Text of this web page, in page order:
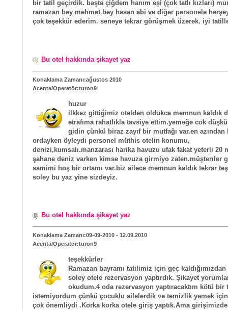
bir tatil geçirdik. başta çiğdem hanım eşi (çok tatlı kızları)
ramazan bey mehmet bey hasan abi ve diğer personele
çok teşekkür ederim. seneye tekrar görüşmek üzerek. iyi
Bu otel hakkında şikayet yaz
Konaklama Zamanı:ağustos 2010
Acenta/Operatör:turon9
huzur
ilkkez gittiğimiz otelden oldukca memnun kaldık
etrafıma rahatlıkla tavsiye ettim.yemeğe cok
gidin çünkü biraz zayıf bir mutfağı var.en azından
ordayken öyleydi personel müthis otelin konumu,
denizi,kumsalı.manzarası harika havuzu ufak fakat yeterli 20
şahane deniz varken kimse havuza girmiyo zaten.müşterıler
samimi hoş bir ortamı var.biz ailece memnun kaldık tekrar
soley bu yaz yine sizdeyiz.
Bu otel hakkında şikayet yaz
Konaklama Zamanı:09-09-2010 - 12.09.2010
Acenta/Operatör:turon9
teşekkürler
Ramazan bayramı tatilimiz için geç
soley otele rezervasyon yaptırdık. Şikayet
okudum.4 oda rezervasyon yaptıracaktım kötü
istemiyordum çünkü çocuklu ailelerdik ve temizlik yemek
çok önemliydi .Korka korka otele giriş yaptık.Ama